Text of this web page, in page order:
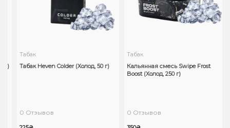
Табак
Табак Heven Colder (Холод, 50 г)
0 Отзывов
Табак
Кальянная смесь Swipe Frost
Boost (Холод, 250 г)
0 Отзывов